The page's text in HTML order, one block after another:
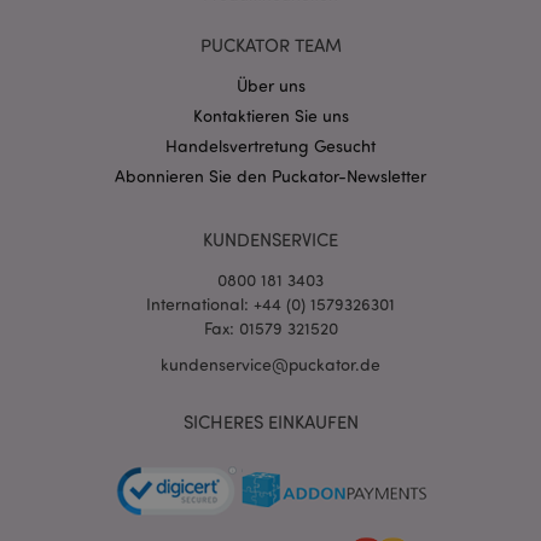
PUCKATOR TEAM
Über uns
Kontaktieren Sie uns
Handelsvertretung Gesucht
Abonnieren Sie den Puckator-Newsletter
KUNDENSERVICE
0800 181 3403
International: +44 (0) 1579326301
Fax: 01579 321520
kundenservice@puckator.de
SICHERES EINKAUFEN
mage-cache-storage-section-
Adobe Inc.
www.puckator.de
.www.puckator.de